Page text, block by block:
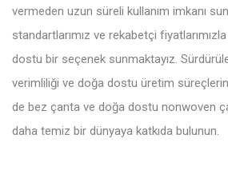
vermeden uzun süreli kullanım imkanı
standartlarımız ve rekabetçi
dostu bir seçenek sunmaktayız.
verimliliği ve doğa dostu üretim
de bez çanta ve doğa dostu nonwoven
daha temiz bir dünyaya katkıda bulunun.